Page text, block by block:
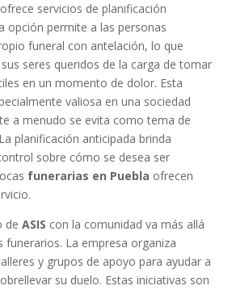
ofrece servicios de planificación
opción permite a las personas
funeral con antelación, lo que
seres queridos de la carga de tomar
en un momento de dolor. Esta
valiosa en una sociedad
a menudo se evita como tema de
planificación anticipada brinda
sobre cómo se desea ser
funerarias en Puebla ofrecen
de ASIS con la comunidad va más allá
funerarios. La empresa organiza
y grupos de apoyo para ayudar a
su duelo. Estas iniciativas son